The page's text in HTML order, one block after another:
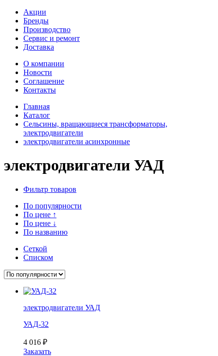
Акции
Бренды
Производство
Сервис и ремонт
Доставка
О компании
Новости
Соглашение
Контакты
Главная
Каталог
Сельсины, вращающиеся трансформаторы,
электродвигатели
электродвигатели асинхронные
электродвигатели УАД
Фильтр товаров
По популярности
По цене ↑
По цене ↓
По названию
Сеткой
Списком
электродвигатели УАД
УАД-32
4 016 ₽
Заказать